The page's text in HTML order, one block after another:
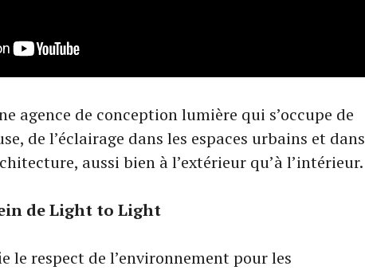
agence de conception lumière qui s’occupe de
de l’éclairage dans les espaces urbains et dans
aussi bien à l’extérieur qu’à l’intérieur.
de Light to Light
le respect de l’environnement pour les